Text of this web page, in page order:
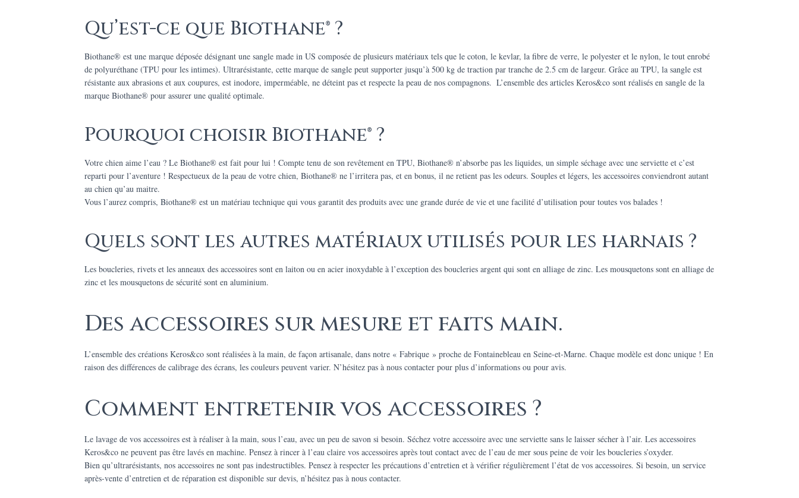
Qu’est-ce que Biothane® ?
Biothane® est une marque déposée désignant une sangle made in US composée de plusieurs matériaux tels que le coton, le kevlar, la fibre de verre, le polyester et le nylon, le tout enrobé
de polyuréthane (TPU pour les intimes). Ultrarésistante, cette marque de sangle peut supporter jusqu’à 500 kg de traction par tranche de 2.5 cm de largeur. Grâce au TPU, la sangle est
résistante aux abrasions et aux coupures, est inodore, imperméable, ne déteint pas et respecte la peau de nos compagnons. L’ensemble des articles Keros&co sont réalisés en sangle de la
marque Biothane® pour assurer une qualité optimale.
Pourquoi choisir Biothane® ?
Votre chien aime l’eau ? Le Biothane® est fait pour lui ! Compte tenu de son revêtement en TPU, Biothane® n’absorbe pas les liquides, un simple séchage avec une serviette et c’est
reparti pour l’aventure ! Respectueux de la peau de votre chien, Biothane® ne l’irritera pas, et en bonus, il ne retient pas les odeurs. Souples et légers, les accessoires conviendront autant
au chien qu’au maitre.
Vous l’aurez compris, Biothane® est un matériau technique qui vous garantit des produits avec une grande durée de vie et une facilité d’utilisation pour toutes vos balades !
Quels sont les autres matériaux utilisés pour les harnais ?
Les boucleries, rivets et les anneaux des accessoires sont en laiton ou en acier inoxydable à l’exception des boucleries argent qui sont en alliage de zinc. Les mousquetons sont en alliage de
zinc et les mousquetons de sécurité sont en aluminium.
Des accessoires sur mesure et faits main.
L’ensemble des créations Keros&co sont réalisées à la main, de façon artisanale, dans notre « Fabrique » proche de Fontainebleau en Seine-et-Marne. Chaque modèle est donc unique ! En
raison des différences de calibrage des écrans, les couleurs peuvent varier. N’hésitez pas à nous contacter pour plus d’informations ou pour avis.
Comment entretenir vos accessoires ?
Le lavage de vos accessoires est à réaliser à la main, sous l’eau, avec un peu de savon si besoin. Séchez votre accessoire avec une serviette sans le laisser sécher à l’air. Les accessoires
Keros&co ne peuvent pas être lavés en machine. Pensez à rincer à l’eau claire vos accessoires après tout contact avec de l’eau de mer sous peine de voir les boucleries s’oxyder.
Bien qu’ultrarésistants, nos accessoires ne sont pas indestructibles. Pensez à respecter les précautions d’entretien et à vérifier régulièrement l’état de vos accessoires. Si besoin, un service
après-vente d’entretien et de réparation est disponible sur devis, n’hésitez pas à nous contacter.